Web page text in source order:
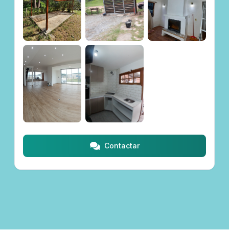
Contactar